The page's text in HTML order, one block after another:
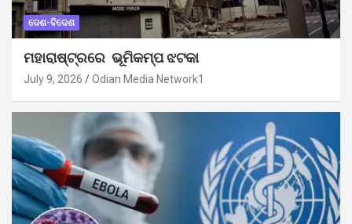
ଦେଶ-ବିଦେଶ
ମହାରାଷ୍ଟ୍ରରେ ଭୂମିକମ୍ପ ଝଟକା
July 9, 2026 Odian Media Network1